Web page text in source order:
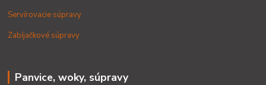
Servírovacie súpravy
Zabíjačkové súpravy
Panvice, woky, súpravy